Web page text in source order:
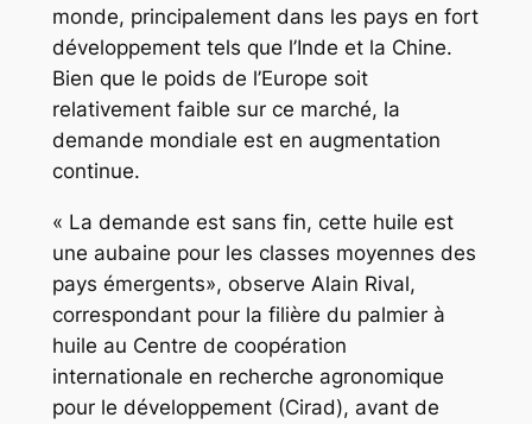
monde, principalement dans les pays en fort
développement tels que l’Inde et la Chine.
Bien que le poids de l’Europe soit
relativement faible sur ce marché, la
demande mondiale est en augmentation
continue.
« La demande est sans fin, cette huile est
une aubaine pour les classes moyennes des
pays émergents», observe Alain Rival,
correspondant pour la filière du palmier à
huile au Centre de coopération
internationale en recherche agronomique
pour le développement (Cirad), avant de